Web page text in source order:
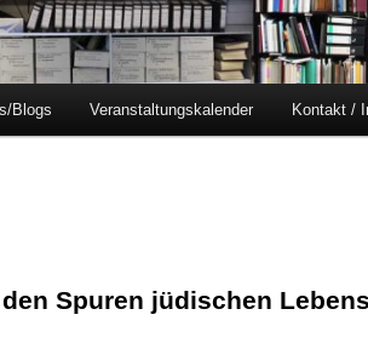
Blogs Veranstaltungskalender Kontakt /
Spuren jüdischen